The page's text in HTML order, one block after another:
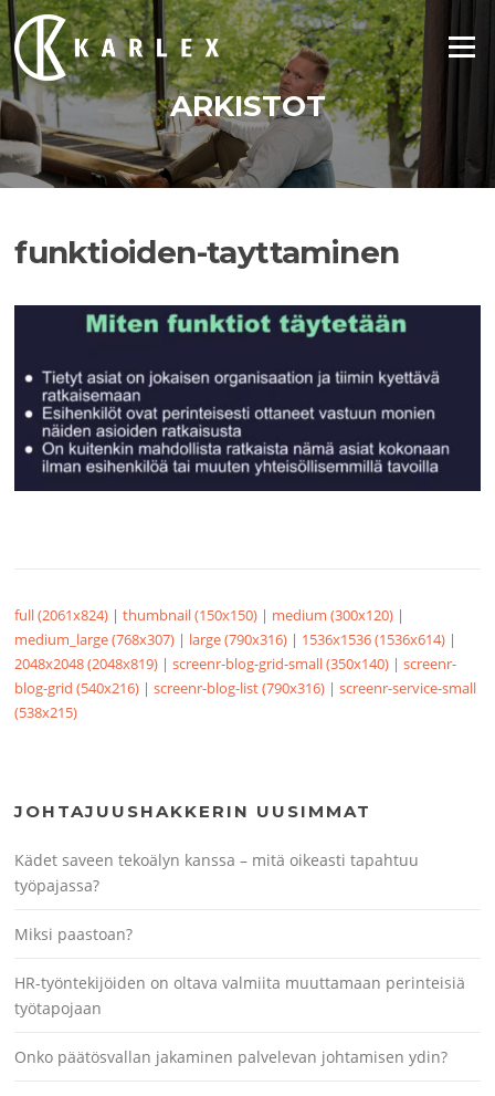
Siirry
suoraan
sisältöön
Valikko
ARKISTOT
funktioiden-tayttaminen
full (2061x824) |thumbnail (150x150) | medium (300x120) |
medium_large (768x307) | large (790x316) | 1536x1536 (1536x614) |
2048x2048 (2048x819) |screenr-blog-grid-small (350x140) |screenr-
blog-grid (540x216) |screenr-blog-list (790x316) |screenr-service-small
(538x215)
JOHTAJUUSHAKKERIN UUSIMMAT
Kädet saveen tekoälyn kanssa – mitä oikeasti tapahtuu
työpajassa?
Miksi paastoan?
HR-työntekijöiden on oltava valmiita muuttamaan perinteisiä
työtapojaan
Onko päätösvallan jakaminen palvelevan johtamisen ydin?